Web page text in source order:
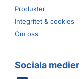
Produkter
Integritet & cookies
Om oss
Sociala medier